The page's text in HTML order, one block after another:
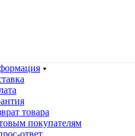
товара
покупателям
ответ